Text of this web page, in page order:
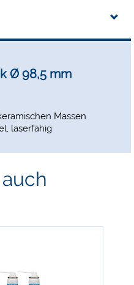
Ø 98,5 mm
Massen
laserfähig